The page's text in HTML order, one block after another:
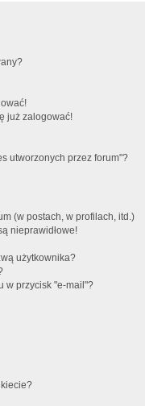
już zalogować!
utworzonych przez forum"?
(w postach, w profilach, itd.)
nieprawidłowe!
użytkownika?
w przycisk "e-mail"?